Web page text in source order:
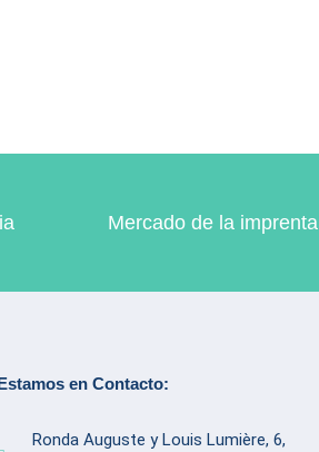
Mercado de la imprenta
en Contacto:
Ronda Auguste y Louis Lumière, 6,